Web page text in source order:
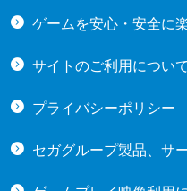
ゲームを安心・安全に
サイトのご利用について
プライバシーポリシー
セガグループ製品、サ